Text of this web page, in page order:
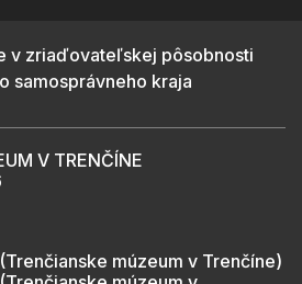
v zriaďovateľskej pôsobnosti
samosprávneho kraja
V TRENČÍNE
múzeum v Trenčíne)